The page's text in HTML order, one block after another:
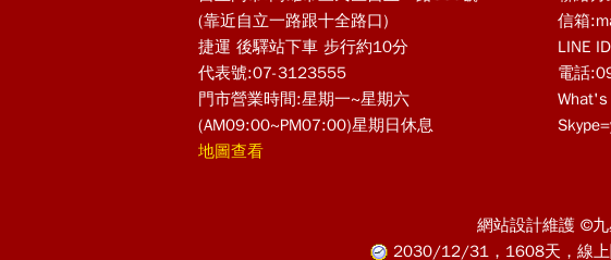
(靠近自立一路跟十全路口)
捷運 後驛站下車 步行約10分
代表號:07-3123555
門市營業時間:星期一~星期六
(AM09:00~PM07:00)星期日休息
地圖查看
信箱:
LINE
電話
網站設計維護 ©
2030/12/31，1608天，線上